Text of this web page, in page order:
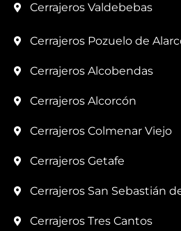
Cerrajeros Valdebebas
Cerrajeros Pozuelo de
Cerrajeros Alcobendas
Cerrajeros Alcorcón
Cerrajeros Colmenar Viejo
Cerrajeros Getafe
Cerrajeros San Sebastián
Cerrajeros Tres Cantos